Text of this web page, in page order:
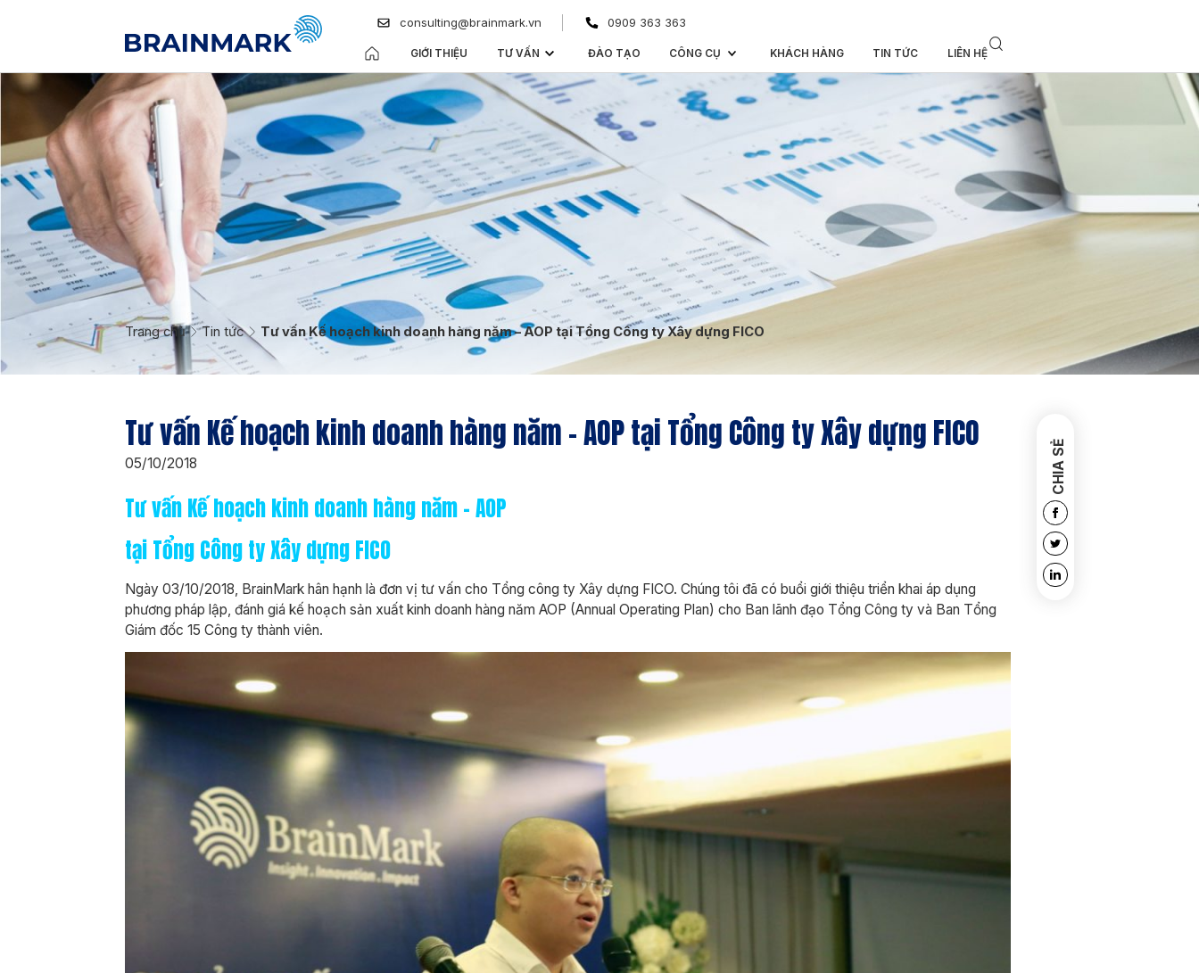
consulting@brainmark.vn 0909 363 363
GIỚI THIỆU TƯ VẤN ĐÀO TẠO CÔNG CỤ KHÁCH HÀNG TIN TỨC LIÊN HỆ
Trang chủ Tin tức Tư vấn Kế hoạch kinh doanh hàng năm – AOP tại Tổng Công ty Xây dựng FICO
Tư vấn Kế hoạch kinh doanh hàng năm – AOP tại Tổng Công ty Xây dựng FICO
05/10/2018
Tư vấn Kế hoạch kinh doanh hàng năm – AOP
tại Tổng Công ty Xây dựng FICO
Ngày 03/10/2018, BrainMark hân hạnh là đơn vị tư vấn cho Tổng công ty Xây dựng FICO. Chúng tôi đã có buổi giới thiệu triển khai áp dụng
phương pháp lập, đánh giá kế hoạch sản xuất kinh doanh hàng năm AOP (Annual Operating Plan) cho Ban lãnh đạo Tổng Công ty và Ban Tổng
Giám đốc 15 Công ty thành viên.
CHIA SẺ